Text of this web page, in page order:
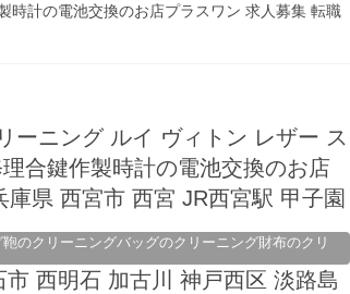
時計の電池交換のお店プラスワン 求人募集 転職
のクリーニングバッグのクリーニング財布のクリ
ーニング ルイ ヴィトン レザー ス
合鍵作製時計の電池交換のお店
県 西宮市 西宮 JR西宮駅 甲子園
西明石 加古川 神戸西区 淡路島